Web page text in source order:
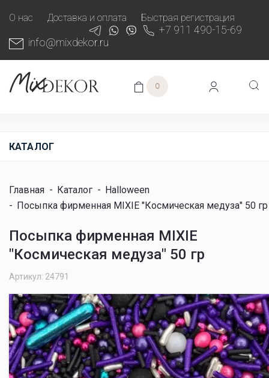
О нас Доставка и оплата Быстрая регистрация
+7 911 490-15-69
info@mixdekor.ru
0
КАТАЛОГ
Главная - Каталог - Halloween
- Посыпка фирменная MIXIE "Космическая медуза" 50 гр
Посыпка фирменная MIXIE
"Космическая медуза" 50 гр
Артикул: 24791